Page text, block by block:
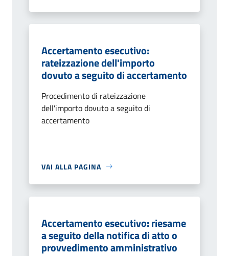
Accertamento esecutivo:
rateizzazione dell'importo
dovuto a seguito di accertamento
Procedimento di rateizzazione
dell'importo dovuto a seguito di
accertamento
VAI ALLA PAGINA
Accertamento esecutivo: riesame
a seguito della notifica di atto o
provvedimento amministrativo